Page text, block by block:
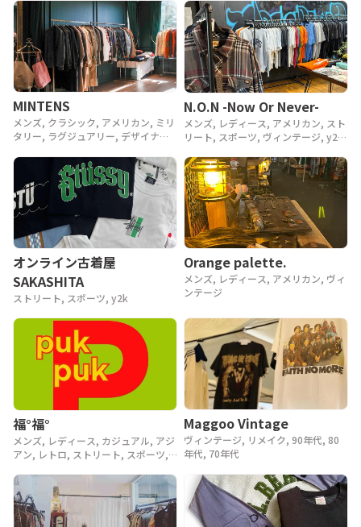
MINTENS
メンズ, クラシック, アメリカン, ミリ
タリー, ラグジュアリー, デザイナー,
80年代, 70年代, 60年代, 50年代, 40
N.O.N -Now Or Never-
メンズ, レディース, アメリカン, スト
リート, スポーツ, ヴィンテージ, y2k,
オンライン古着屋
SAKASHITA
ストリート, スポーツ, y2k
Orange palette.
メンズ, レディース, アメリカン, ヴィ
ンテージ
福°福°
メンズ, レディース, カジュアル, アジ
アン, レトロ, ストリート, スポーツ,
Maggoo Vintage
ヴィンテージ, リメイク, 90年代, 80
年代, 70年代